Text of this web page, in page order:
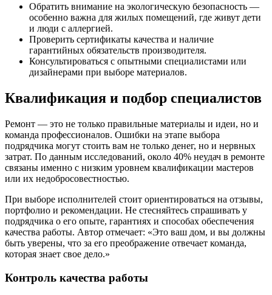
Обратить внимание на экологическую безопасность —
особенно важна для жилых помещений, где живут дети
и люди с аллергией.
Проверить сертификаты качества и наличие
гарантийных обязательств производителя.
Консультироваться с опытными специалистами или
дизайнерами при выборе материалов.
Квалификация и подбор специалистов
Ремонт — это не только правильные материалы и идеи, но и
команда профессионалов. Ошибки на этапе выбора
подрядчика могут стоить вам не только денег, но и нервных
затрат. По данным исследований, около 40% неудач в ремонте
связаны именно с низким уровнем квалификации мастеров
или их недобросовестностью.
При выборе исполнителей стоит ориентироваться на отзывы,
портфолио и рекомендации. Не стесняйтесь спрашивать у
подрядчика о его опыте, гарантиях и способах обеспечения
качества работы. Автор отмечает: «Это ваш дом, и вы должны
быть уверены, что за его преображение отвечает команда,
которая знает свое дело.»
Контроль качества работы